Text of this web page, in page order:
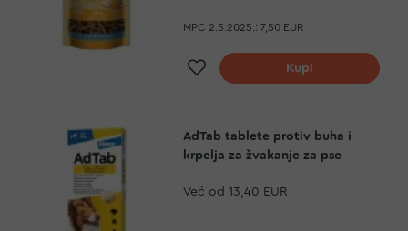
MPC 2.5.2025.: 7,50 EUR
Dodaj na listu želja
Kupi
AdTab tablete protiv buha i
krpelja za žvakanje za pse
Već od 13,40 EUR